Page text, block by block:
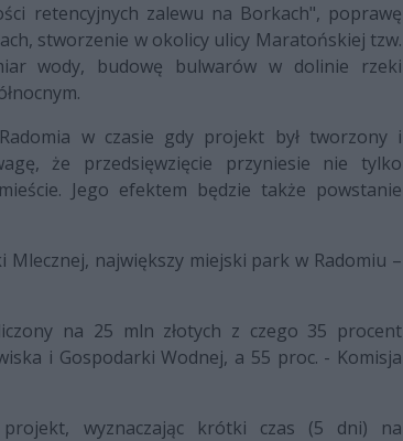
retencyjnych zalewu na Borkach", poprawę
stworzenie w okolicy ulicy Maratońskiej tzw.
wody, budowę bulwarów w dolinie rzeki
w czasie gdy projekt był tworzony i
że przedsięwzięcie przyniesie nie tylko
Jego efektem będzie także powstanie
największy miejski park w Radomiu –
na 25 mln złotych z czego 35 procent
i Gospodarki Wodnej, a 55 proc. - Komisja
projekt, wyznaczając krótki czas (5 dni) na